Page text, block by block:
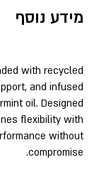
מידע נוסף
with recycled
and infused
oil. Designed
flexibility with
without
compromise.